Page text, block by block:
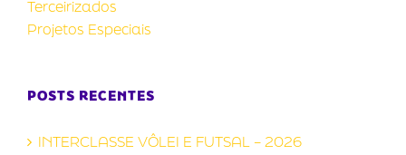
Terceirizados
Projetos Especiais
POSTS RECENTES
INTERCLASSE VÔLEI E FUTSAL – 2026